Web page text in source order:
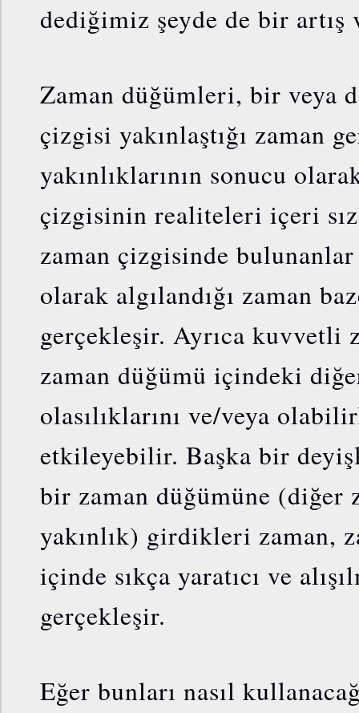
dediğimiz şeyde de bir artış
Zaman düğümleri, bir veya
çizgisi yakınlaştığı zaman
yakınlıklarının sonucu
çizgisinin realiteleri içeri
zaman çizgisinde
olarak algılandığı zaman
gerçekleşir. Ayrıca
zaman düğümü içindeki
olasılıklarını ve/veya
etkileyebilir. Başka bir
bir zaman düğümüne (diğer
yakınlık) girdikleri zaman,
içinde sıkça yaratıcı ve
gerçekleşir.
Eğer bunları nasıl